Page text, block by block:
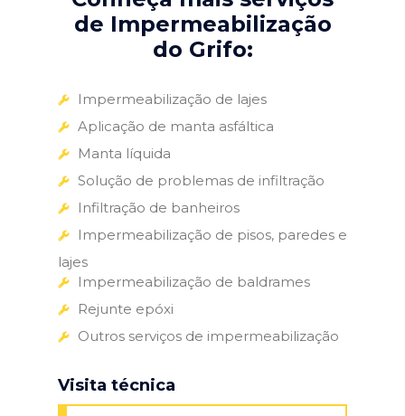
de Impermeabilização
do Grifo:
Impermeabilização de lajes
Aplicação de manta asfáltica
Manta líquida
Solução de problemas de infiltração
Infiltração de banheiros
Impermeabilização de pisos, paredes e
lajes
Impermeabilização de baldrames
Rejunte epóxi
Outros serviços de impermeabilização
Visita técnica